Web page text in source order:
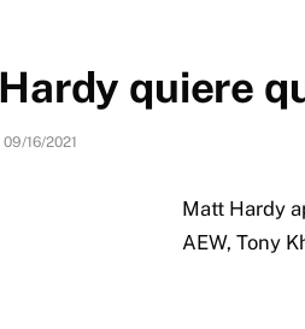
quiere
09/16/2021
Matt Hardy
AEW, Tony